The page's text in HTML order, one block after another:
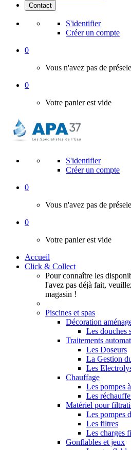
Contact
S'identifier
Créer un compte
0
Vous n'avez pas de
0
Votre panier est vide
S'identifier
Créer un compte
0
Vous n'avez pas de
0
Votre panier est vide
Accueil
Click & Collect
Pour connaître les
l'avez pas déjà fait,
magasin !
Piscines et spas
Décoration
Les douches
Traitements
Les Doseurs
La Gestion
Les
Chauffage
Les pompes
Les
Matériel pour
Les pompes
Les filtres
Les charges
Gonflables et jeux